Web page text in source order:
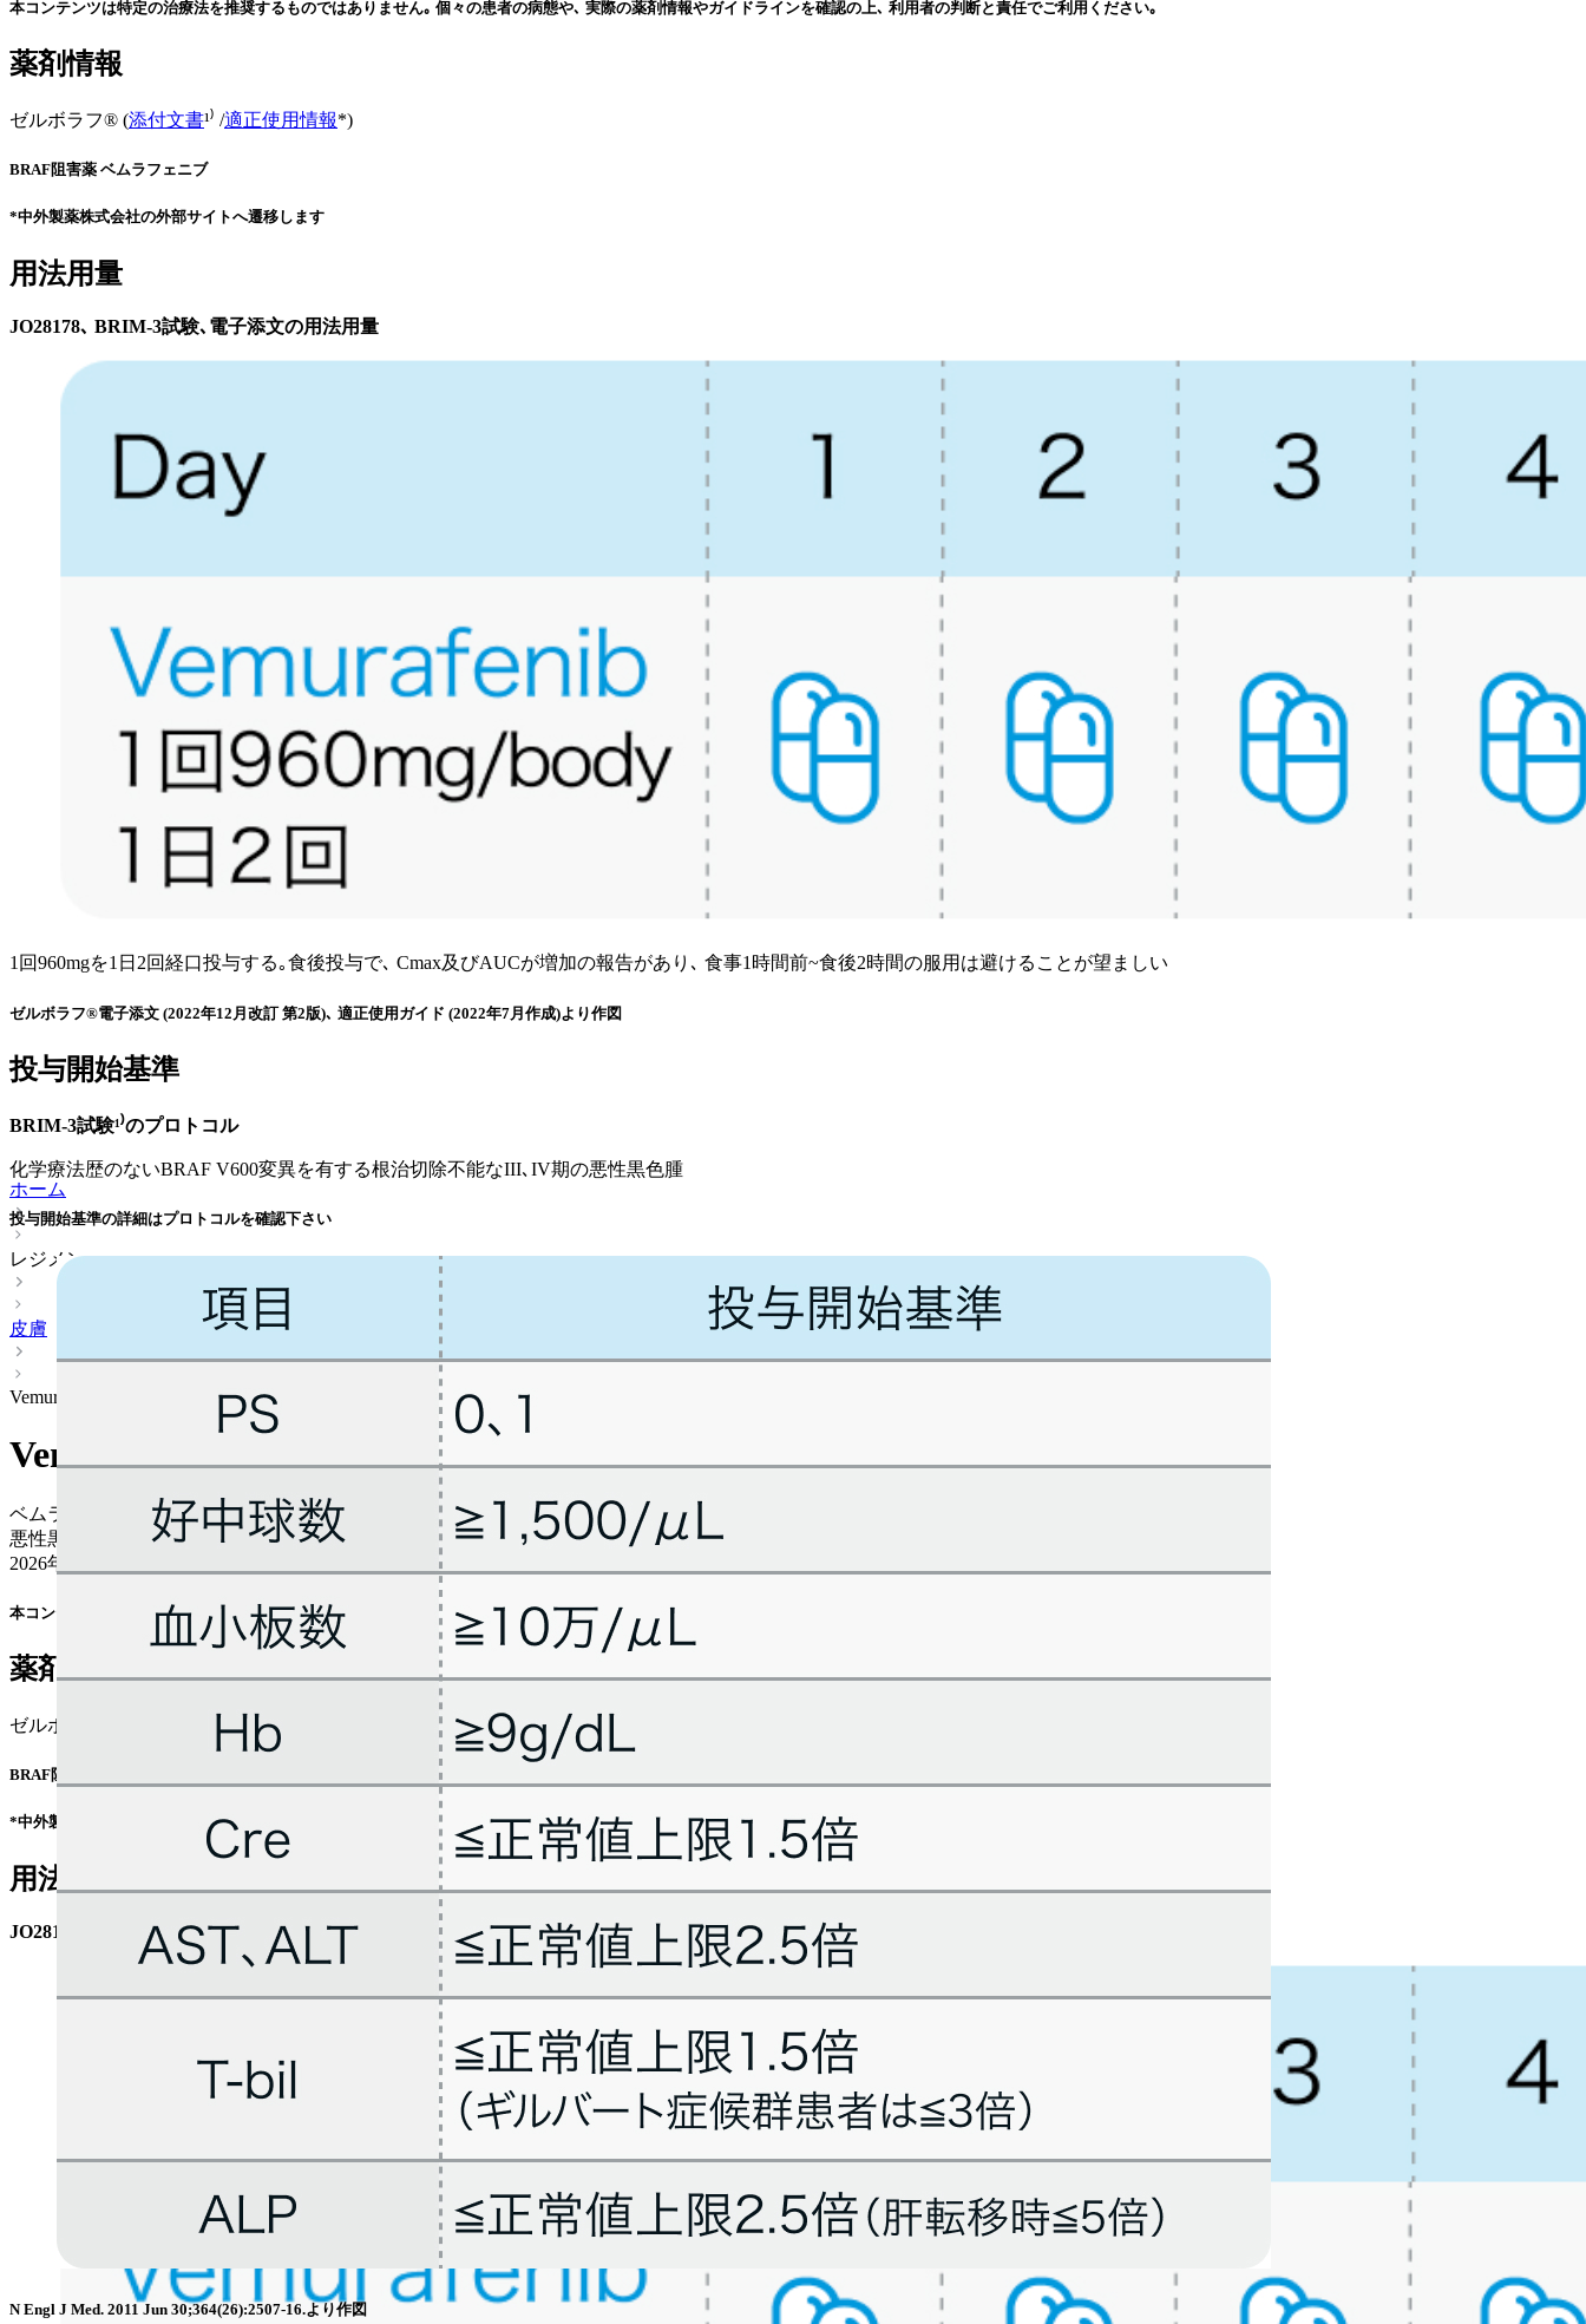
本コンテンツは特定の治療法を推奨するものではありません｡ 個々の患者の病態や､ 実際の薬剤情報やガイドラインを確認の上､ 利用者の判断と責任でご利用ください｡
薬剤情報
ゼルボラフ® (添付文書¹⁾ /適正使用情報*)
BRAF阻害薬 ベムラフェニブ
*中外製薬株式会社の外部サイトへ遷移します
用法用量
JO28178､ BRIM-3試験､電子添文の用法用量
1回960mgを1日2回経口投与する｡食後投与で､ Cmax及びAUCが増加の報告があり､ 食事1時間前~食後2時間の服用は避けることが望ましい
ゼルボラフ®電子添文 (2022年12月改訂 第2版)､ 適正使用ガイド (2022年7月作成)より作図
投与開始基準
BRIM-3試験¹⁾のプロトコル
化学療法歴のないBRAF V600変異を有する根治切除不能なIII､IV期の悪性黒色腫
投与開始基準の詳細はプロトコルを確認下さい
N Engl J Med. 2011 Jun 30;364(26):2507-16.より作図
ホーム
レジメン
皮膚
Vemurafenib
Vemurafenib
ベムラフェニブ (ゼルボラフ®)
悪性黒色腫 > 進行期 二次治療以降 (BRAF陽性)
2026年04月01日
本コンテンツは特定の治療法を推奨するものではありません｡ 個々の患者の病態や､ 実際の薬剤情報やガイドラインを確認の上､ 利用者の判断と責任でご利用ください｡
薬剤情報
ゼルボラフ® ( ¹⁾ /適正使用情報
BRAF阻害薬 ベムラフェニブ
*中外製薬株式会社の外部サイトへ遷移します
用法用量
JO28178､ BRIM-3試験､電子添文の用法用量